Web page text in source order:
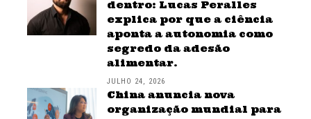
dentro: Lucas Peralles
explica por que a ciência
aponta a autonomia como
segredo da adesão
alimentar.
JULHO 24, 2026
China anuncia nova
organização mundial para